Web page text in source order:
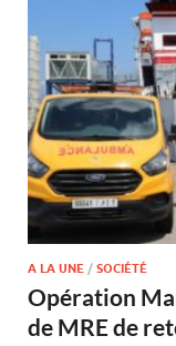
A LA UNE / SOCIÉTÉ
Opération
de MRE de